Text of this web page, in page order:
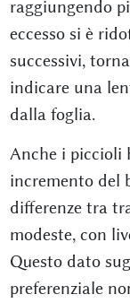
raggiungendo
eccesso si è
successivi,
indicare una
dalla foglia.
Anche i piccioli
incremento del
differenze tra
modeste, con
Questo dato
preferenziale